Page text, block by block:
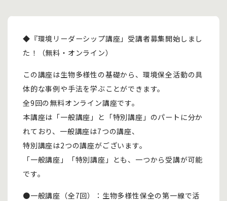
◆『環境リーダーシップ講座」受講者募集開始しまし
た！（無料・オンライン）
この講座は生物多様性の基礎から、環境保全活動の具
体的な事例や手法を学ぶことができます。
全9回の無料オンライン講座です。
本講座は「一般講座」と「特別講座」のパートに分か
れており、一般講座は7つの講座、
特別講座は2つの講座がございます。
「一般講座」「特別講座」とも、一つから受講が可能
です。
●一般講座（全7回）：生物多様性保全の第一線で活